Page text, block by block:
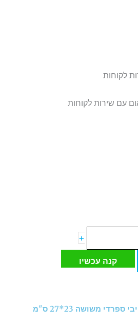
לקוחות
עם שירות לקוחות
+
קנה עכשיו